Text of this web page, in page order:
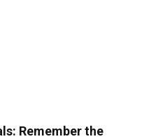
Remember the